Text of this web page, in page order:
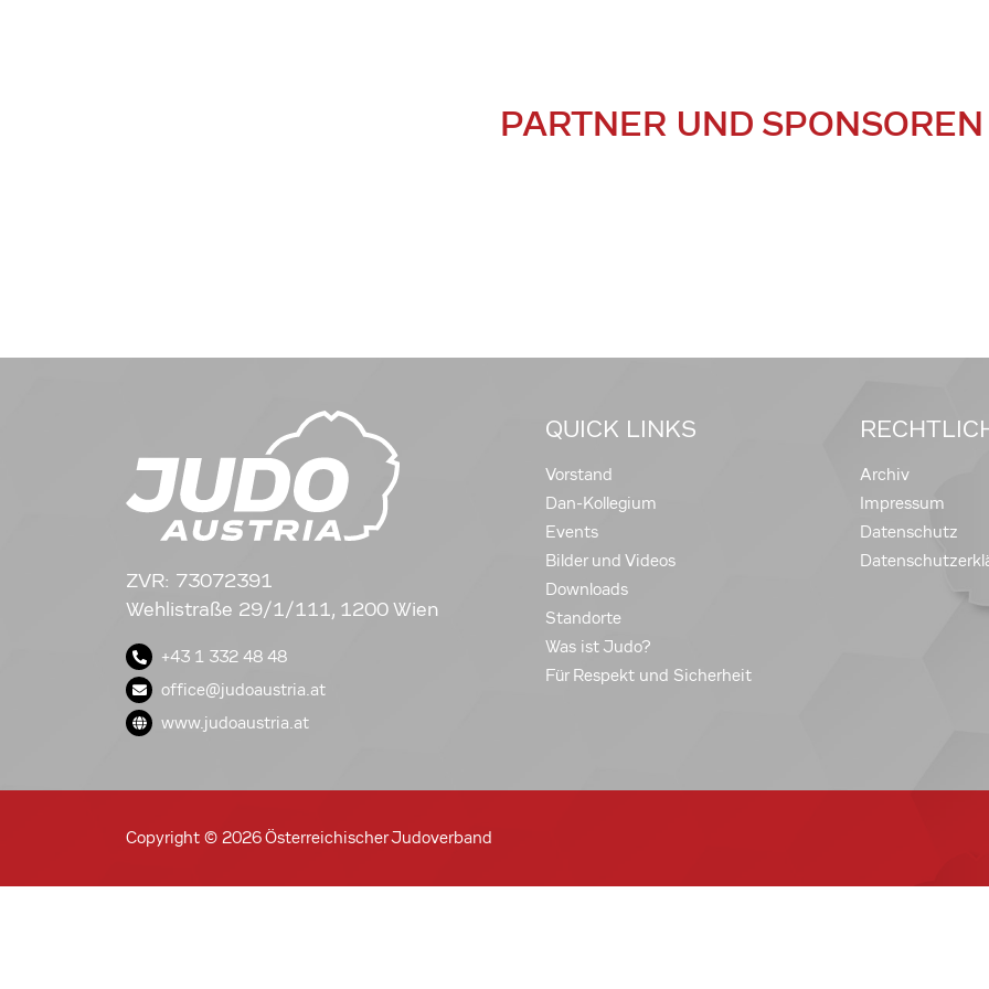
PARTNER UND SPONSOREN
ZVR: 73072391
Wehlistraße 29/1/111, 1200 Wien
+43 1 332 48 48
office@judoaustria.at
www.judoaustria.at
QUICK LINKS
Vorstand
Dan-Kollegium
Events
Bilder und Videos
Downloads
Standorte
Was ist Judo?
Für Respekt und Sicherheit
Archiv
Impressum
Datenschutz
Copyright © 2026 Österreichischer Judoverband